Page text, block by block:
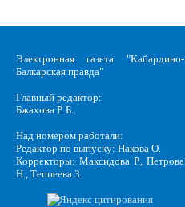
Электронная газета "Кабардино-
Балкарская правда"
Главный редактор:
Бжахова Р. Б.
Над номером работали:
Редактор по выпуску: Накова О.
Корректоры: Максидова Р., Петрова
Н., Теппеева З.